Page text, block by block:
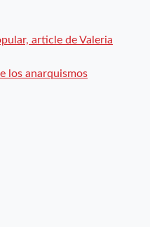
article de Valeria
los anarquismos